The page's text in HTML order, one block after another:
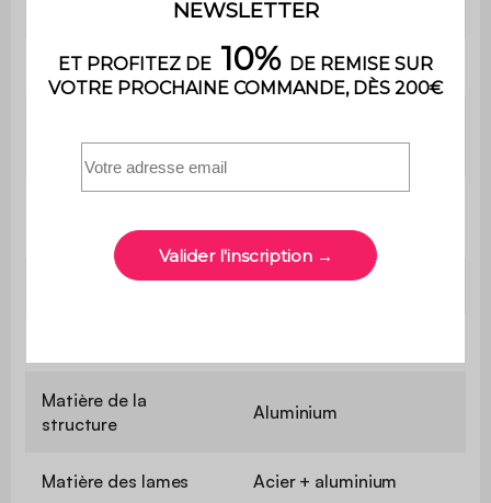
Epaisseur aluminium 1,4 / 1,5 mm
Dimensions lames 12 x 136,5 cm
lames
aluminium)
97,3 kg
Matière de la
structure
Aluminium
Matière des lames Acier + aluminium